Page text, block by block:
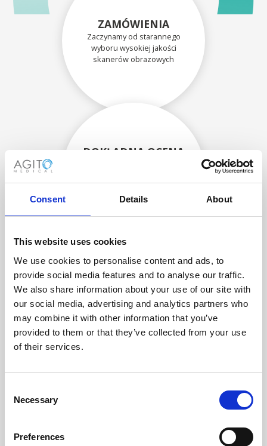
Consent Details About
This website uses cookies
We use cookies to personalise content and ads, to
provide social media features and to analyse our traffic.
We also share information about your use of our site with
our social media, advertising and analytics partners who
may combine it with other information that you’ve
provided to them or that they’ve collected from your use
of their services.
Selection
Necessary
Preferences
ZAMÓWIENIA
Zaczynamy od starannego
wyboru wysokiej jakości
skanerów obrazowych
DOKŁADNA OCENA
doświadczonych techników.
ODZYSKIWANIE
Z OSTROŻNOŚCIĄ
Użyteczne części są
skrupulatnie odzyskiwane w
bezpiecznym środowisku ESD,
zapewniając brak uszkodzeń